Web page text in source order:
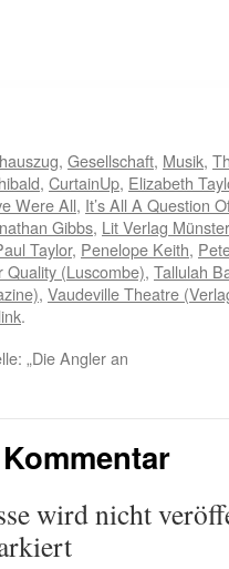
, Gesellschaft, Musik,
, CurtainUp, Elizabeth
Were All, It’s All A Question
Gibbs, Lit Verlag Münster
Taylor, Penelope Keith,
Quality (Luscombe), Tallulah
, Vaudeville Theatre
.
„Die Angler an
wird nicht